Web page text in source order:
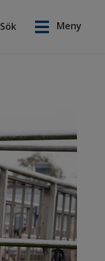
Sök
Meny
English